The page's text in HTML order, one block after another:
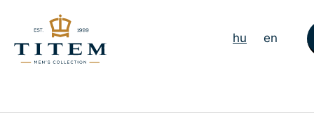
hu en